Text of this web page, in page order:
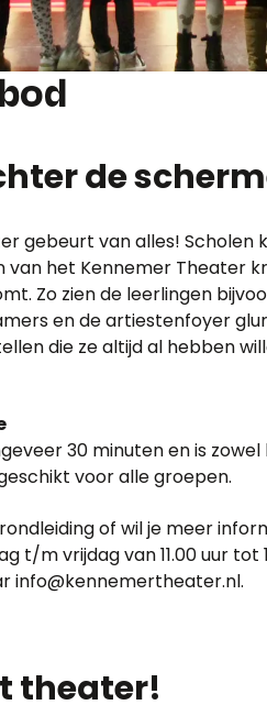
de
gebeurt van alles! Scholen
het Kennemer Theater
Zo zien de leerlingen
en de artiestenfoyer
die ze altijd al hebben
30 minuten en is
voor alle groepen.
of wil je meer
t/m vrijdag van 11.00 uur
info@kennemertheater.nl.
theater!